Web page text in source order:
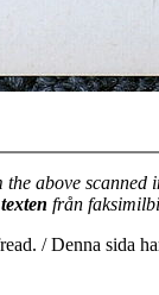
above scanned
från
/ Denna sida